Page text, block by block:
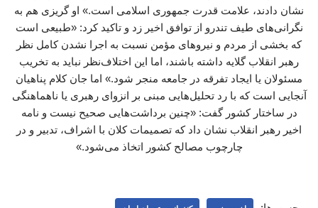
نشان دادند، علامت قدرت جمهوری اسلامی است.» او گریزی هم به
نگرانی‌های طیف تندرو از توافق اخیر زد و تاکید کرد: «طبیعی است
که بخشی از مردم و نیروهای مؤمن نسبت به اجرا نشدن کامل نظر
رهبر انقلاب گلایه داشته باشند، اما این اختلاف‌نظر نباید به تخریب
مسئولان یا ایجاد تفرقه در جامعه منجر شود.» اما جان کلام پناهیان
آنجایی است که با رد تحلیل‌هایی مبنی بر انزوای رهبری یا ناهماهنگی
در ساختار کشور گفت: «چنین برداشت‌هایی صحیح نیست و نامه
اخیر رهبر انقلاب نشان داد که تصمیمات کلان با اشراف، تدبیر و در
چارچوب مصالح کشور اتخاذ می‌شود.»